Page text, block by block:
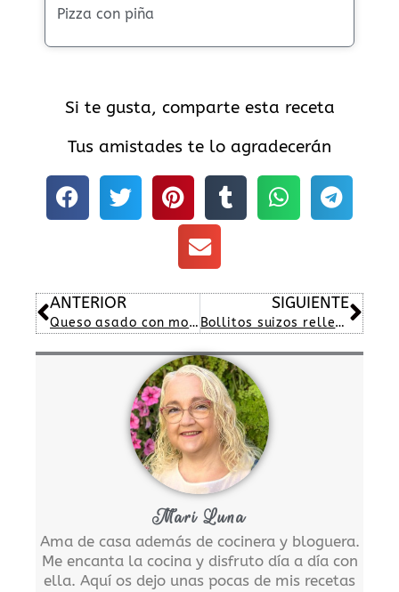
Pizza con piña
Si te gusta, comparte esta receta
Tus amistades te lo agradecerán
Ant
ANTERIOR
Queso asado con mojo rojo
SIGUIENTE
Bollitos suizos rellenos de chocolate
Mari Luna
Ama de casa además de cocinera y bloguera.
Me encanta la cocina y disfruto día a día con
ella. Aquí os dejo unas pocas de mis recetas